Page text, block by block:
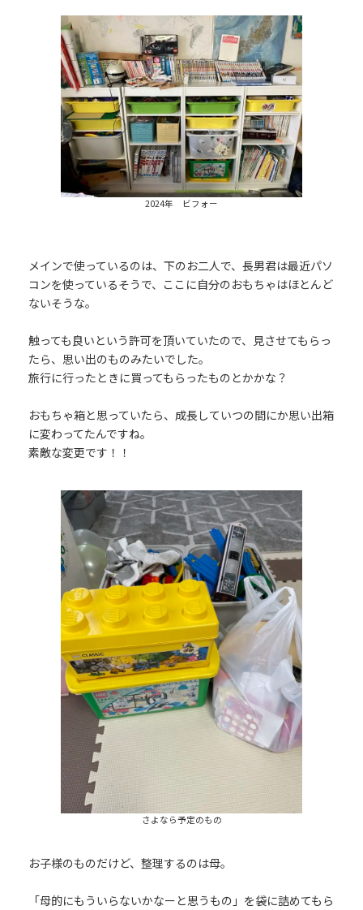
2024年 ビフォー
メインで使っているのは、下のお二人で、長男君は最近パソ
コンを使っているそうで、ここに自分のおもちゃはほとんど
ないそうな。
触っても良いという許可を頂いていたので、見させてもらっ
たら、思い出のものみたいでした。
旅行に行ったときに買ってもらったものとかかな？
おもちゃ箱と思っていたら、成長していつの間にか思い出箱
に変わってたんですね。
素敵な変更です！！
さよなら予定のもの
お子様のものだけど、整理するのは母。
「母的にもういらないかなーと思うもの」を袋に詰めてもら